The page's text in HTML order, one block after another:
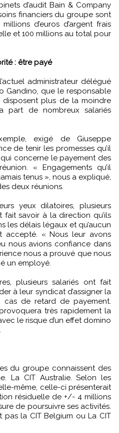
d’audit Bain & Company
financiers du groupe sont
d’euros d’argent frais
et 100 millions au total pour
: être payé
administrateur délégué
Gandino, que le responsable
plus de la moindre
part de nombreux salariés
exigé de Giuseppe
de tenir les promesses qu’il
concerne le payement des
« Engagements qu’il
tenus », nous a expliqué,
deux réunions.
yeux dilatoires, plusieurs
savoir à la direction qu’ils
les délais légaux et qu’aucun
accepté. « Nous leur avons
nous avions confiance dans
nous a prouvé que nous
un employé.
plusieurs salariés ont fait
à leur syndicat d’assigner la
cas de retard de payement.
très rapidement la
le risque d’un effet domino
du groupe connaissent des
La CIT Australie. Selon les
même, celle-ci présenterait
résiduelle de +/- 4 millions
de poursuivre ses activités.
pas la CIT Belgium ou La CIT